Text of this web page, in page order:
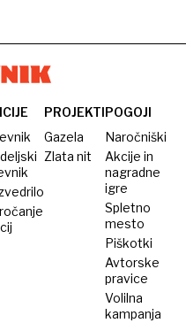
PROJEKTI
Gazela
Zlata nit
POGOJI
Naročniški
Akcije in
nagradne
igre
Spletno
mesto
Piškotki
Avtorske
pravice
Volilna
kampanja